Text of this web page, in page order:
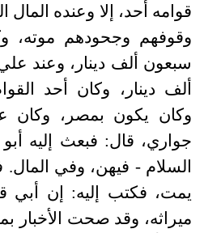
قوامه أحد، إلا وعنده
وقوفهم وجحودهم موته،
سبعون ألف دينار، وعند
ألف دينار، وكان أحد
وكان يكون بمصر، وكان
جواري، قال: فبعث إليه
السلام - فيهن، وفي المال.
يمت، فكتب إليه: إن أبي
ميراثه، وقد صحت الأخبار